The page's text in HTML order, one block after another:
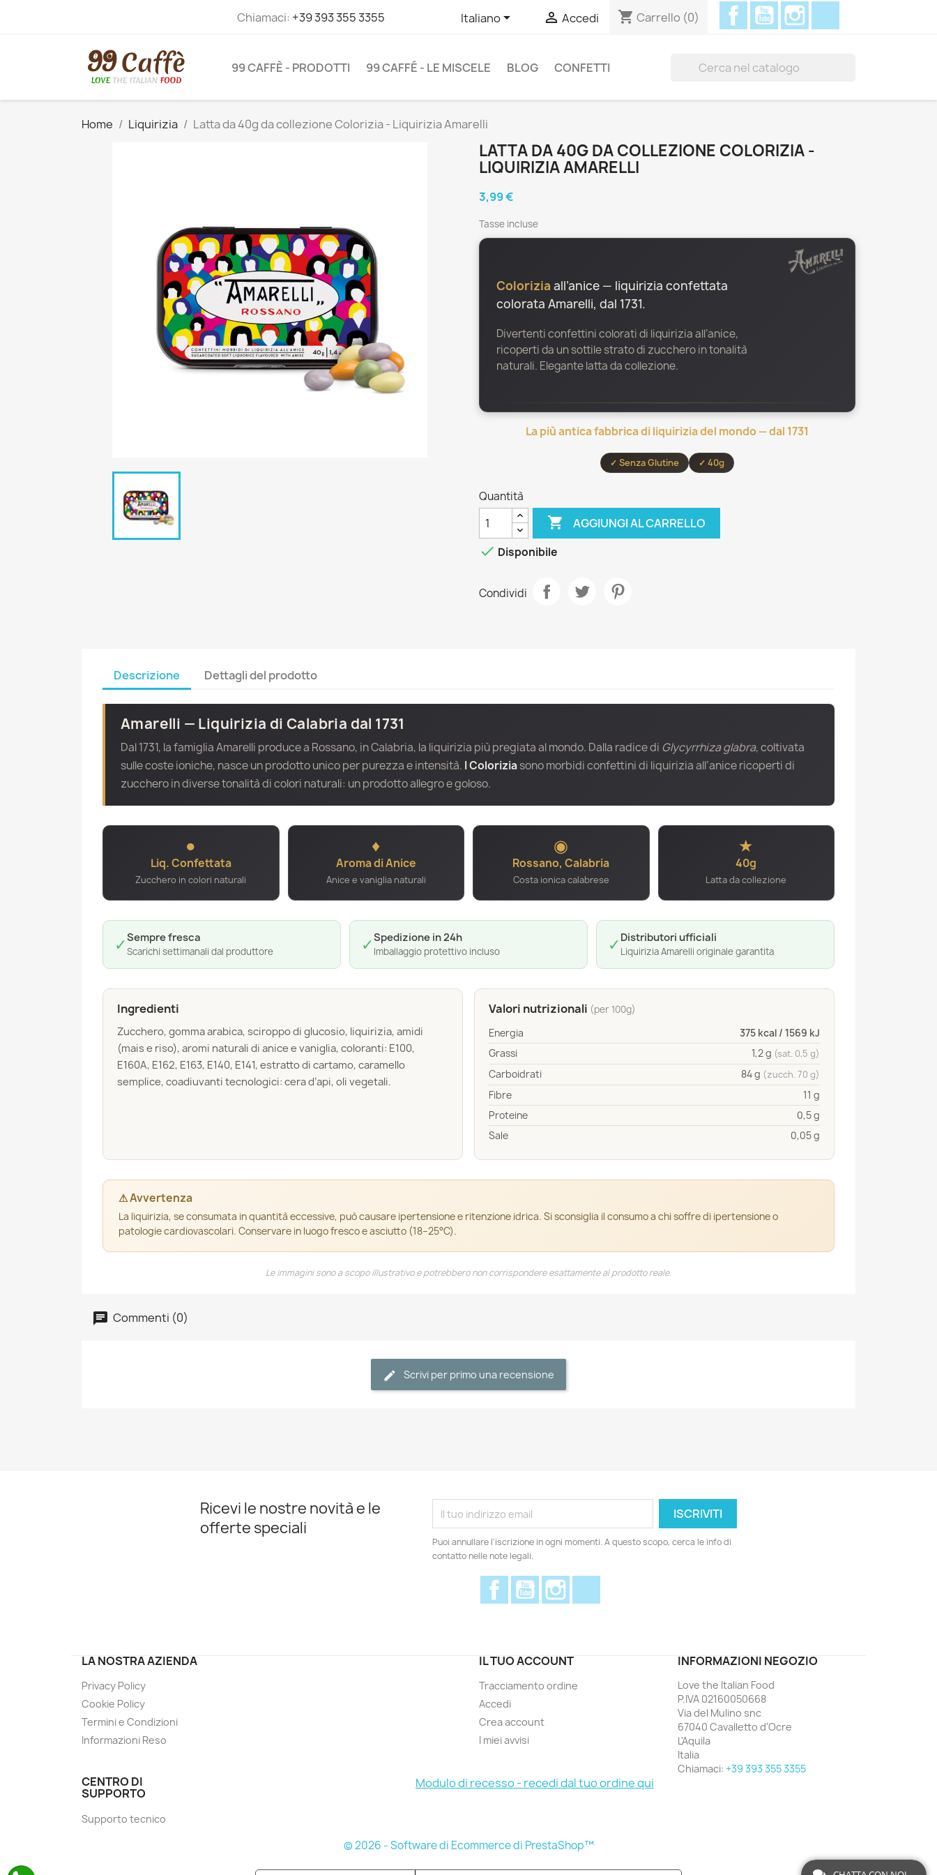
Chiamaci: +39 393 355 3355 Italiano  Accedi shopping_cart Carrello (0)
FacebookYouTube
99 CAFFÈ - PRODOTTI 99 CAFFÉ - LE MISCELE BLOG CONFETTI
Home Liquirizia Latta da 40g da collezione Colorizia - Liquirizia Amarelli
LATTA DA 40G DA COLLEZIONE COLORIZIA -
LIQUIRIZIA AMARELLI
3,99 €
Tasse incluse
Colorizia all’anice — liquirizia confettata
colorata Amarelli, dal 1731.
Divertenti confettini colorati di liquirizia all’anice,
ricoperti da un sottile strato di zucchero in tonalità
naturali. Elegante latta da collezione.
La più antica fabbrica di liquirizia del mondo — dal 1731
✓ Senza Glutine ✓ 40g
Quantità
 AGGIUNGI AL CARRELLO
 Disponibile
Condividi
Descrizione Dettagli del prodotto
Amarelli — Liquirizia di Calabria dal 1731
Dal 1731, la famiglia Amarelli produce a Rossano, in Calabria, la liquirizia più pregiata al mondo. Dalla radice di Glycyrrhiza glabra, coltivata
sulle coste ioniche, nasce un prodotto unico per purezza e intensità. I Coloriziasono morbidi confettini di liquirizia all’anice ricoperti di
zucchero in diverse tonalità di colori naturali: un prodotto allegro e goloso.
●
Liq. Confettata
Zucchero in colori naturali
♦
Aroma di Anice
Anice e vaniglia naturali
◉
Rossano, Calabria
Costa ionica calabrese
★
40g
Latta da collezione
✓Sempre fresca
Scarichi settimanali dal produttore ✓Spedizione in 24h
Imballaggio protettivo incluso ✓ Distributori ufficiali
Liquirizia Amarelli originale garantita
Ingredienti
Zucchero, gomma arabica, sciroppo di glucosio, liquirizia, amidi
(mais e riso), aromi naturali di anice e vaniglia, coloranti: E100,
E160A, E162, E163, E140, E141, estratto di cartamo, caramello
semplice, coadiuvanti tecnologici: cera d’api, oli vegetali.
Valori nutrizionali (per 100g)
Energia
375 kcal / 1569 kJ
Grassi
1,2 g (sat. 0,5 g)
Carboidrati 84 g (zucch. 70 g)
Fibre
11 g
Proteine
0,5 g
Sale
0,05 g
⚠ Avvertenza
La liquirizia, se consumata in quantità eccessive, può causare ipertensione e ritenzione idrica. Si sconsiglia il consumo a chi soffre di ipertensione o
patologie cardiovascolari. Conservare in luogo fresco e asciutto (18–25°C).
Le immagini sono a scopo illustrativo e potrebbero non corrispondere esattamente al prodotto reale.
Commenti (0)
Scrivi per primo una recensione
Ricevi le nostre novità e le
offerte speciali
Puoi annullare l'iscrizione in ogni momenti. A questo scopo, cerca le info di
contatto nelle note legali.
FacebookYouTube
LA NOSTRA AZIENDA
Privacy Policy
Cookie Policy
Termini e Condizioni
Informazioni Reso
IL TUO ACCOUNT
Tracciamento ordine
Accedi
Crea account
I miei avvisi
INFORMAZIONI NEGOZIO
Love the Italian Food
P.IVA 02160050668
Via del Mulino snc
67040 Cavalletto d'Ocre
L'Aquila
Italia
Chiamaci: +39 393 355 3355
CENTRO DI
SUPPORTO
Supporto tecnico
Modulo di recesso - recedi dal tuo ordine qui
© 2026 - Software di Ecommerce di PrestaShop™